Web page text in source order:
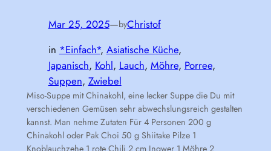
Mar 25, 2025—byChristof
in *Einfach*, Asiatische Küche
Japanisch, Kohl, Lauch, Möhre, Porree
Suppen, Zwiebel
Miso-Suppe mit Chinakohl, eine lecker Suppe die Du mit
verschiedenen Gemüsen sehr abwechslungsreich gestalten
kannst. Man nehme Zutaten Für 4 Personen 200 g
Chinakohl oder Pak Choi 50 g Shiitake Pilze 1